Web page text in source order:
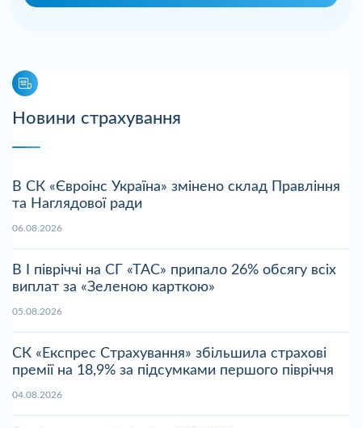
Новини страхування
В СК «Євроінс Україна» змінено склад Правління
та Наглядової ради
06.08.2026
В І півріччі на СГ «ТАС» припало 26% обсягу всіх
виплат за «Зеленою карткою»
05.08.2026
СК «Експрес Страхування» збільшила страхові
премії на 18,9% за підсумками першого півріччя
04.08.2026